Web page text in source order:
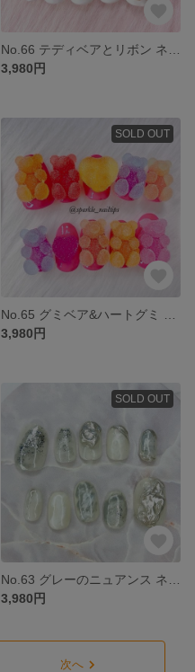
3,980円
SOLD OUT
3,980円
SOLD OUT
3,980円
次へ